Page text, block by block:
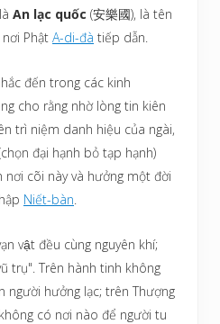
An lạc quốc (安樂國), là tên
Phật A-di-đà tiếp dẫn.
đến trong các kinh
cho rằng nhờ lòng tin kiên
trì niệm danh hiệu của ngài,
đại hạnh bỏ tạp hạnh)
nơi cõi này và hưởng một đời
Niết-bàn
vật đều cùng nguyên khí;
trụ". Trên hành tinh không
hưởng lạc; trên Thượng
có nơi nào để người tu